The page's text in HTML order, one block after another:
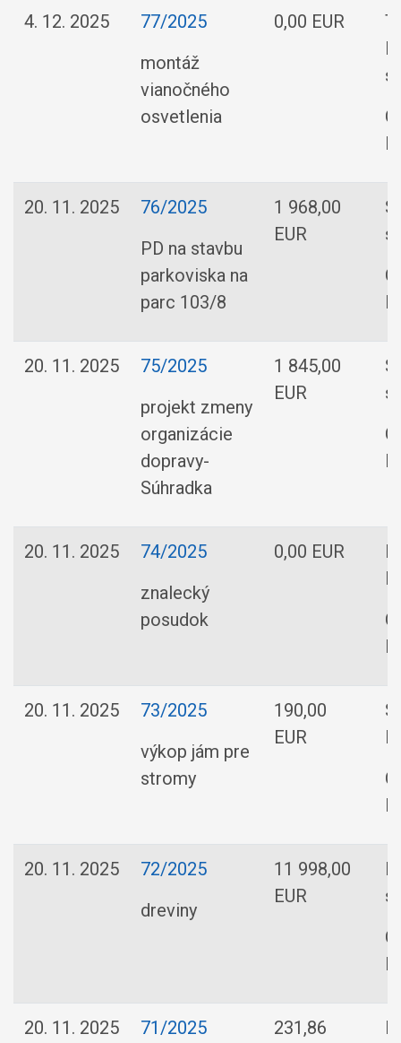
4. 12. 2025
77/2025
montáž
vianočného
osvetlenia
0,00 EUR
20. 11. 2025
76/2025
PD na stavbu
parkoviska na
parc 103/8
1 968,00
EUR
20. 11. 2025
75/2025
projekt zmeny
organizácie
dopravy-
Súhradka
1 845,00
EUR
20. 11. 2025
74/2025
znalecký
posudok
0,00 EUR
20. 11. 2025
73/2025
výkop jám pre
stromy
190,00
EUR
20. 11. 2025
72/2025
dreviny
11 998,00
EUR
20. 11. 2025
71/2025
231,86